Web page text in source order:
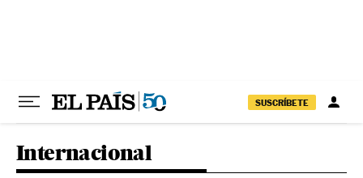
SUSCRÍBETE
Internacional